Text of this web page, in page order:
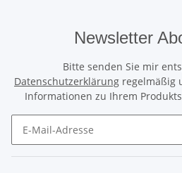
Newsletter
Bitte senden Sie mir
Datenschutzerklärung regelmäßig
Informationen zu Ihrem